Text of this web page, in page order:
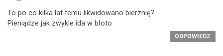
To po co kilka lat temu likwidowano bierznię?
Pieniądze jak zwykle ida w błoto
ODPOWIEDZ